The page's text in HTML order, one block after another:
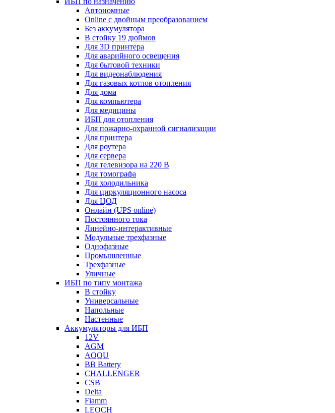
Автономные
Online с двойным преобразованием
Без аккумулятора
В стойку 19 дюймов
Для 3D принтера
Для аварийного освещения
Для бытовой техники
Для видеонаблюдения
Для газовых котлов отопления
Для дома
Для компьютера
Для медицины
ИБП для отопления
Для пожарно-охранной сигнализации
Для принтера
Для роутера
Для сервера
Для телевизора на 220 В
Для томографа
Для холодильника
Для циркуляционного насоса
Для ЦОД
Онлайн (UPS online)
Постоянного тока
Линейно-интерактивные
Модульные трехфазные
Однофазные
Промышленные
Трехфазные
Уличные
ИБП по типу монтажа
В стойку
Универсальные
Напольные
Настенные
Аккумуляторы для ИБП
12V
AGM
AQQU
BB Battery
CHALLENGER
CSB
Delta
Fiamm
LEOCH